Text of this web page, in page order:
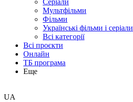
Серіали
Мультфільми
Фільми
Українські фільми і серіали
Всі категорії
Всі проєкти
Онлайн
ТБ програма
Еще
UA